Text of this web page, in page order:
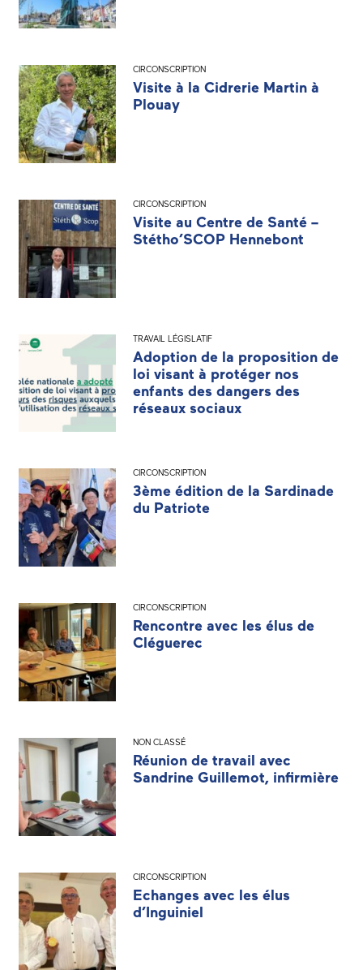
CIRCONSCRIPTION
Visite à la Cidrerie Martin à
Plouay
CIRCONSCRIPTION
Visite au Centre de Santé –
Stétho’SCOP Hennebont
TRAVAIL LÉGISLATIF
Adoption de la proposition de
loi visant à protéger nos
enfants des dangers des
réseaux sociaux
CIRCONSCRIPTION
3ème édition de la Sardinade
du Patriote
CIRCONSCRIPTION
Rencontre avec les élus de
Cléguerec
NON CLASSÉ
Réunion de travail avec
Sandrine Guillemot, infirmière
CIRCONSCRIPTION
Echanges avec les élus
d’Inguiniel